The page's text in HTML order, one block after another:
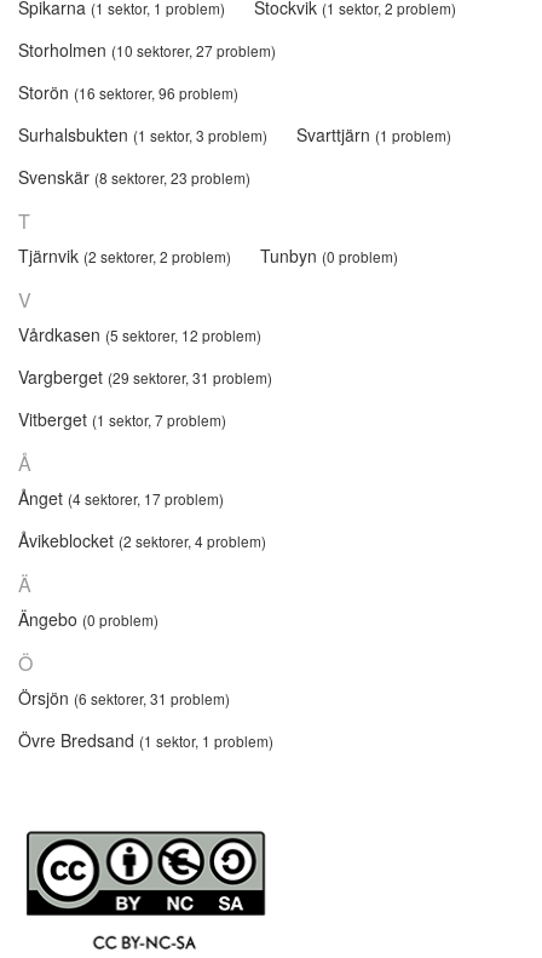
Spikarna (1 sektor, 1 problem) Stockvik (1 sektor, 2 problem)
Storholmen (10 sektorer, 27 problem)
Storön (16 sektorer, 96 problem)
Surhalsbukten (1 sektor, 3 problem) Svarttjärn (1 problem)
Svenskär (8 sektorer, 23 problem)
T
Tjärnvik (2 sektorer, 2 problem) Tunbyn (0 problem)
V
Vårdkasen (5 sektorer, 12 problem)
Vargberget (29 sektorer, 31 problem)
Vitberget (1 sektor, 7 problem)
Å
Ånget (4 sektorer, 17 problem)
Åvikeblocket (2 sektorer, 4 problem)
Ä
Ängebo (0 problem)
Ö
Örsjön (6 sektorer, 31 problem)
Övre Bredsand (1 sektor, 1 problem)